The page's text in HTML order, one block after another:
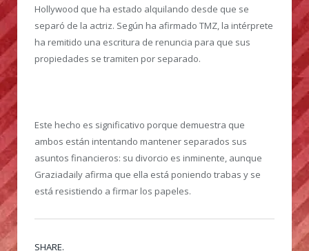
Hollywood que ha estado alquilando desde que se
separó de la actriz. Según ha afirmado TMZ, la intérprete
ha remitido una escritura de renuncia para que sus
propiedades se tramiten por separado.
Este hecho es significativo porque demuestra que
ambos están intentando mantener separados sus
asuntos financieros: su divorcio es inminente, aunque
Graziadaily afirma que ella está poniendo trabas y se
está resistiendo a firmar los papeles.
SHARE.